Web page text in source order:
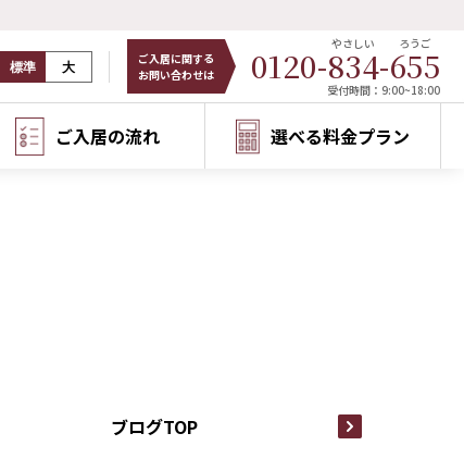
標準 大
ご入居に関する
お問い合わせは
0120-834
やさしい
-655
ろうご
受付時間：9:00~18:00
ご入居の流れ 選べる料金プラン
ブログTOP